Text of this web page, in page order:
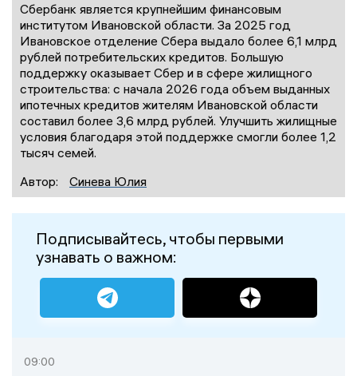
Сбербанк является крупнейшим финансовым
институтом Ивановской области. За 2025 год
Ивановское отделение Сбера выдало более 6,1 млрд
рублей потребительских кредитов. Большую
поддержку оказывает Сбер и в сфере жилищного
строительства: с начала 2026 года объем выданных
ипотечных кредитов жителям Ивановской области
составил более 3,6 млрд рублей. Улучшить жилищные
условия благодаря этой поддержке смогли более 1,2
тысяч семей.
Автор:
Синева Юлия
Подписывайтесь, чтобы первыми
узнавать о важном:
09:00